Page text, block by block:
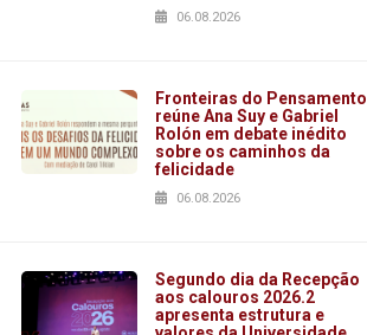
06.08.2026
Fronteiras do Pensamento
reúne Ana Suy e Gabriel
Rolón em debate inédito
sobre os caminhos da
felicidade
06.08.2026
Segundo dia da Recepção
aos calouros 2026.2
apresenta estrutura e